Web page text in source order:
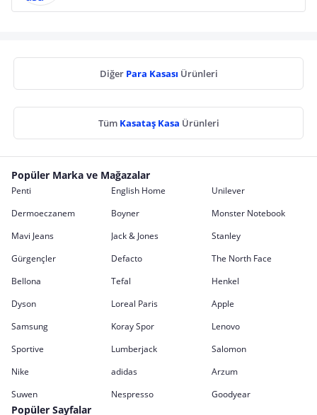
Diğer Para Kasası Ürünleri
Tüm Kasataş Kasa Ürünleri
Popüler Marka ve Mağazalar
Penti English Home
Unilever
Dermoeczanem
Boyner
Monster Notebook
Mavi Jeans
Jack & Jones
Stanley
Gürgençler
Defacto
The North Face
Bellona
Tefal
Henkel
Dyson
Loreal Paris
Apple
Samsung
Koray Spor
Lenovo
Sportive
Lumberjack
Salomon
Nike
adidas
Arzum
Suwen
Nespresso Goodyear
Popüler Sayfalar